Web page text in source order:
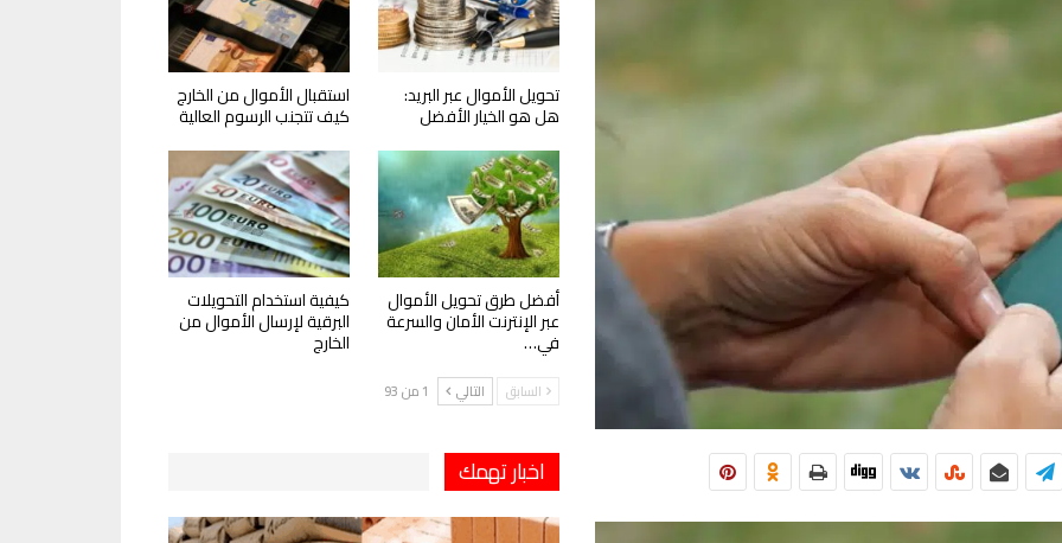
تحويل الأموال عبر البريد:
هل هو الخيار الأفضل
استقبال الأموال من الخارج
كيف تتجنب الرسوم العالية
أفضل طرق تحويل الأموال
عبر الإنترنت الأمان والسرعة
في…
كيفية استخدام التحويلات
البرقية لإرسال الأموال من
الخارج
السابق التالي 1 من 93
اخبار تهمك